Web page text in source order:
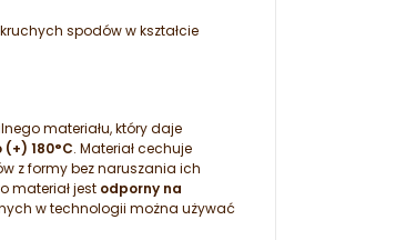
spodów w kształcie
materiału, który daje
180°C. Materiał cechuje
z formy bez naruszania ich
materiał jest odporny na
w technologii można używać